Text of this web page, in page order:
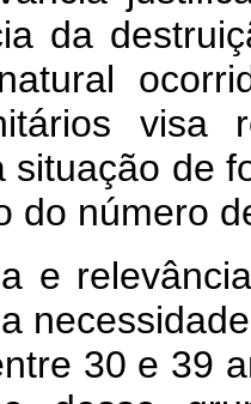
da
situação de
do número
e
30 e 39